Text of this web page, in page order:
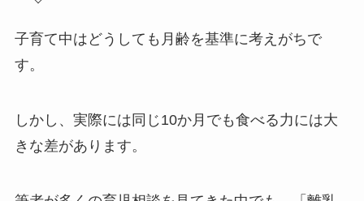
子育て中はどうしても月齢を基準に考えがちで
す。
しかし、実際には同じ10か月でも食べる力には大
きな差があります。